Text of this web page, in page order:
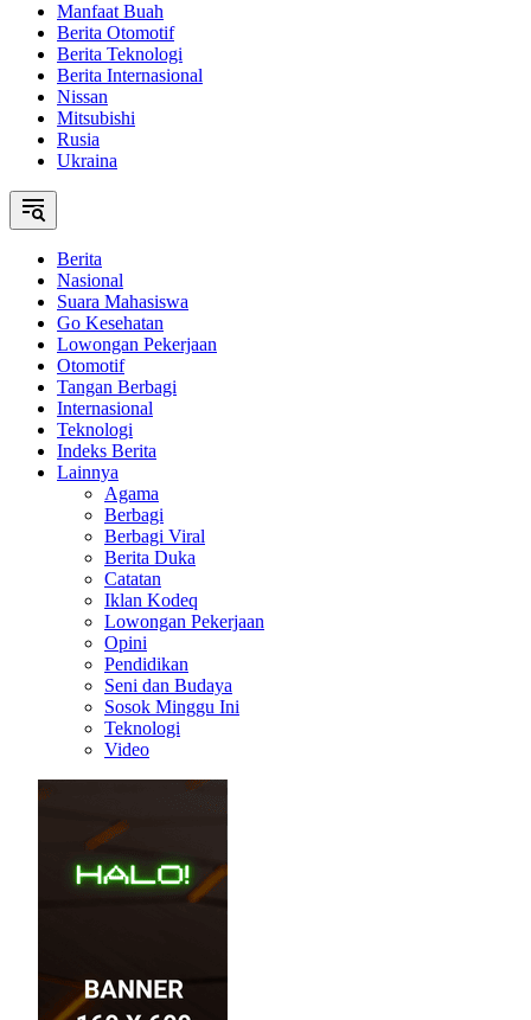
Manfaat Buah
Berita Otomotif
Berita Teknologi
Berita Internasional
Nissan
Mitsubishi
Rusia
Ukraina
Berita
Nasional
Suara Mahasiswa
Go Kesehatan
Lowongan Pekerjaan
Otomotif
Tangan Berbagi
Internasional
Teknologi
Indeks Berita
Lainnya
Agama
Berbagi
Berbagi Viral
Berita Duka
Catatan
Iklan Kodeq
Lowongan Pekerjaan
Opini
Pendidikan
Seni dan Budaya
Sosok Minggu Ini
Teknologi
Video